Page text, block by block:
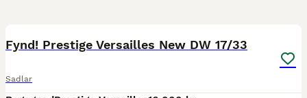
Fynd! Prestige Versailles New DW 17/33
Sadlar